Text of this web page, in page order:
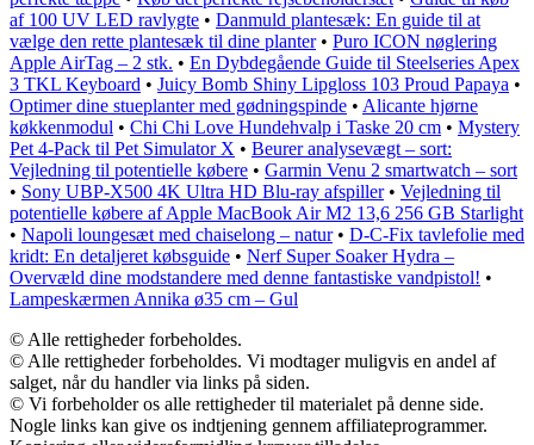
af 100 UV LED ravlygte • Danmuld plantesæk: En guide til at
vælge den rette plantesæk til dine planter• Puro ICON nøglering
Apple AirTag – 2 stk. • En Dybdegående Guide til Steelseries Apex
3 TKL Keyboard • Juicy Bomb Shiny Lipgloss 103 Proud Papaya •
Optimer dine stueplanter med gødningspinde • Alicante hjørne
køkkenmodul • Chi Chi Love Hundehvalp i Taske 20 cm • Mystery
Pet 4-Pack til Pet Simulator X • Beurer analysevægt – sort:
Vejledning til potentielle købere • Garmin Venu 2 smartwatch – sort
• Sony UBP-X500 4K Ultra HD Blu-ray afspiller• Vejledning til
potentielle købere af Apple MacBook Air M2 13,6 256 GB Starlight
• Napoli loungesæt med chaiselong – natur• D-C-Fix tavlefolie med
kridt: En detaljeret købsguide • Nerf Super Soaker Hydra –
Overvæld dine modstandere med denne fantastiske vandpistol! •
Lampeskærmen Annika ø35 cm – Gul
© Alle rettigheder forbeholdes.
© Alle rettigheder forbeholdes. Vi modtager muligvis en andel af
salget, når du handler via links på siden.
© Vi forbeholder os alle rettigheder til materialet på denne side.
Nogle links kan give os indtjening gennem affiliateprogrammer.